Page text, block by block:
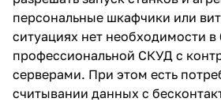
персональные шкафчики или
ситуациях нет необходимости
профессиональной СКУД с
серверами. При этом есть
считывании данных с